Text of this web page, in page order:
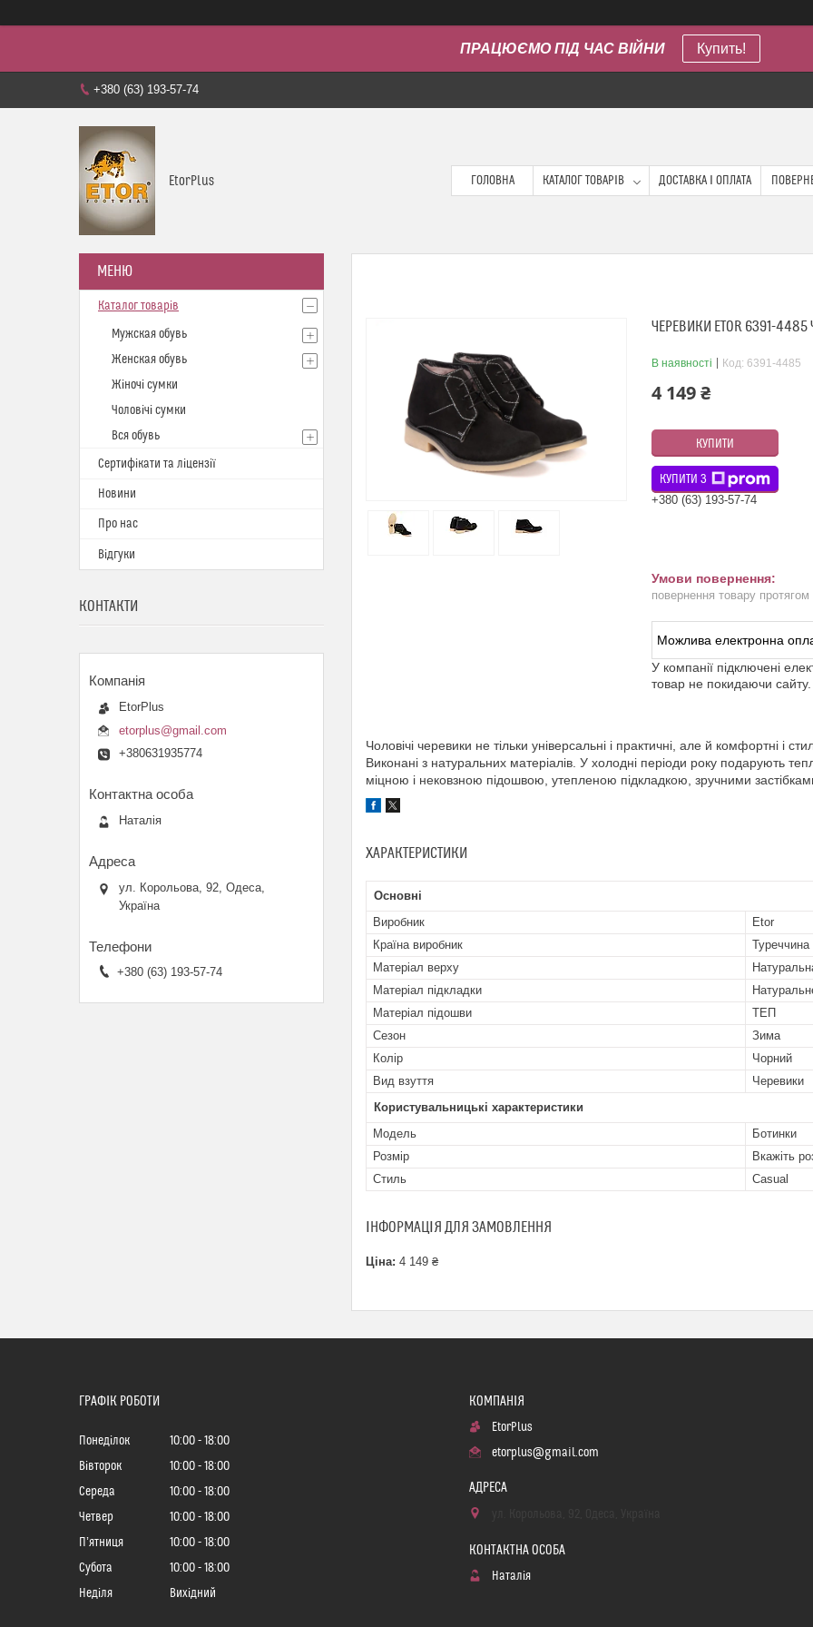
ПРАЦЮЄМО ПІД ЧАС ВІЙНИ Купить!
+380 (63) 193-57-74
EtorPlus ГОЛОВНА КАТАЛОГ ТОВАРІВ ДОСТАВКА І ОПЛАТА
ЧЕРЕВИКИ ETOR 6391-
В наявності Код: 6391-4485
4 149 ₴
КУПИТИ
КУПИТИ З
+380 (63) 193-57-74
повернення товару протягом
У компанії підключені
товар не покидаючи сайту.
Чоловічі черевики не тільки універсальні і практичні, але й комфортні і
Виконані з натуральних матеріалів. У холодні періоди року подарують
міцною і нековзною підошвою, утепленою підкладкою, зручними
ХАРАКТЕРИСТИКИ
Основні
Виробник
Etor
Країна виробник
Туреччина
Матеріал верху
Матеріал підкладки
Матеріал підошви
ТЕП
Сезон
Зима
Колір
Чорний
Вид взуття
Черевики
Користувальницькі характеристики
Мoдель
Ботинки
Розмір
Вкажіть
Стиль
Casual
ІНФОРМАЦІЯ ДЛЯ ЗАМОВЛЕННЯ
Ціна: 4 149 ₴
Каталог товарів
Мужская обувь
Женская обувь
Жіночі сумки
Чоловічі сумки
Вся обувь
Сертифікати та ліцензії
Новини
Про нас
Відгуки
КОНТАКТИ
EtorPlus
etorplus@gmail.com
+380631935774
Наталія
ул. Корольова, 92, Одеса,
Україна
+380 (63) 193-57-74
ГРАФІК РОБОТИ
Понеділок 10:00
18:00
Вівторок
10:00
18:00
Середа
10:00
18:00
Четвер
10:00
18:00
Пʼятниця
10:00
18:00
Субота
10:00
18:00
Неділя
Вихідний
EtorPlus
etorplus@gmail.com
Наталія